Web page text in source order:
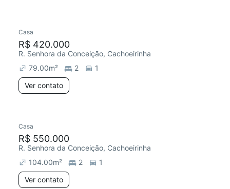
Casa
R$ 420.000
R. Senhora da Conceição, Cachoeirinha
79.00m² 2
1
Ver contato
Casa
R$ 550.000
R. Senhora da Conceição, Cachoeirinha
104.00m² 2
1
Ver contato